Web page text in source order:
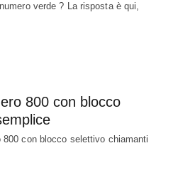
verde ? La risposta è qui,
800 con blocco
con blocco selettivo chiamanti